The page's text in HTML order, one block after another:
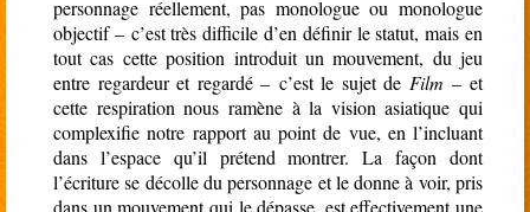
personnage réellement, pas monologue ou monologue
objectif – c’est très difficile d’en définir le statut, mais en
tout cas cette position introduit un mouvement, du jeu
entre regardeur et regardé – c’est le sujet de Film– et
cette respiration nous ramène à la vision asiatique qui
complexifie notre rapport au point de vue, en l’incluant
dans l’espace qu’il prétend montrer. La façon dont
l’écriture se décolle du personnage et le donne à voir, pris